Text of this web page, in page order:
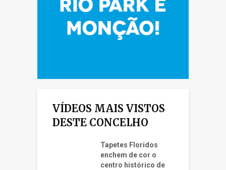
VÍDEOS MAIS VISTOS
DESTE CONCELHO
Tapetes Floridos
enchem de cor o
centro histórico de